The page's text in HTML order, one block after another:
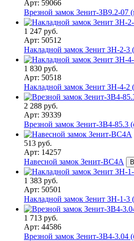
Арт: 59066
Врезной замок Зенит-ЗВ9.2-07
1 247 руб.
Арт: 50512
Накладной замок Зенит ЗН-2-3
1 830 руб.
Арт: 50518
Накладной замок Зенит ЗН-4-2
2 288 руб.
Арт: 39339
Врезной замок Зенит-ЗВ4-85.3
513 руб.
Арт: 14257
Навесной замок Зенит-ВС4А
1 383 руб.
Арт: 50501
Накладной замок Зенит ЗН-1-3
1 713 руб.
Арт: 44586
Врезной замок Зенит-ЗВ4-3.04